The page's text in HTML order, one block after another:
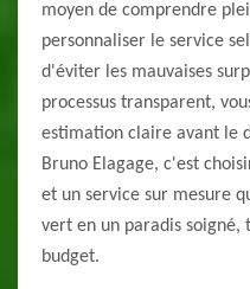
moyen de comprendre
personnaliser le service
d'éviter les mauvaises
processus transparent,
estimation claire avant le
Bruno Elagage, c'est
et un service sur mesure
vert en un paradis
budget.